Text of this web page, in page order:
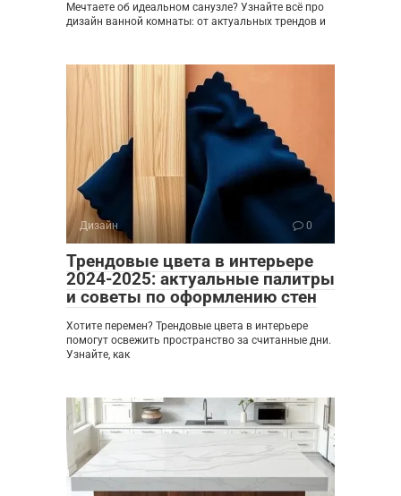
Мечтаете об идеальном санузле? Узнайте всё про
дизайн ванной комнаты: от актуальных трендов и
Дизайн 0
Трендовые цвета в интерьере
2024-2025: актуальные палитры
и советы по оформлению стен
Хотите перемен? Трендовые цвета в интерьере
помогут освежить пространство за считанные дни.
Узнайте, как